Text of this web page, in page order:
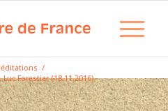
/
Forestier (18.11.2016)